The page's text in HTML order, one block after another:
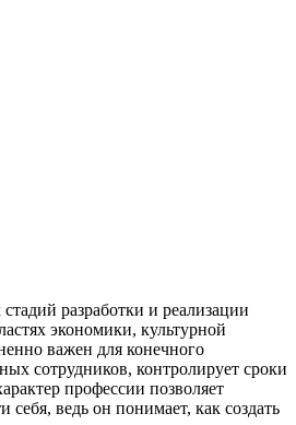
разработки и реализации
экономики, культурной
важен для конечного
сотрудников, контролирует сроки
профессии позволяет
ведь он понимает, как создать